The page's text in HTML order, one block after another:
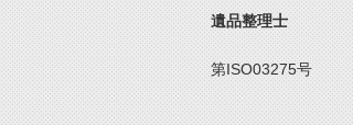
遺品整理士
第ISO03275号